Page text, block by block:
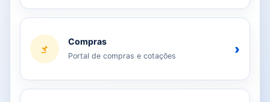
Compras
Portal de compras e cotações ›